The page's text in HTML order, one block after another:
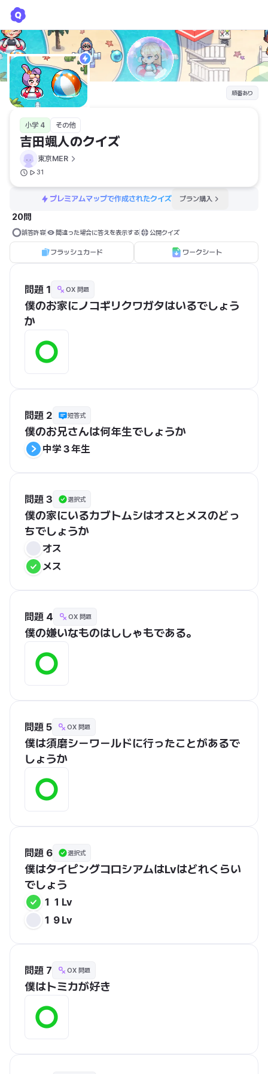
順番あり
小学 4 その他
吉田颯人のクイズ
東京MER
31
プレミアムマップで作成されたクイズ プラン購入
20問
誤答許容 間違った場合に答えを表示する 公開クイズ
フラッシュカード ワークシート
問題 1 OX 問題
僕のお家にノコギリクワガタはいるでしょう
か
問題 2 短答式
僕のお兄さんは何年生でしょうか
中学３年生
問題 3 選択式
僕の家にいるカブトムシはオスとメスのどっ
ちでしょうか
オス
メス
問題 4 OX 問題
僕の嫌いなものはししゃもである。
問題 5 OX 問題
僕は須磨シーワールドに行ったことがあるで
しょうか
問題 6 選択式
僕はタイピングコロシアムはLvはどれくらい
でしょう
１１Lv
１９Lv
問題 7 OX 問題
僕はトミカが好き